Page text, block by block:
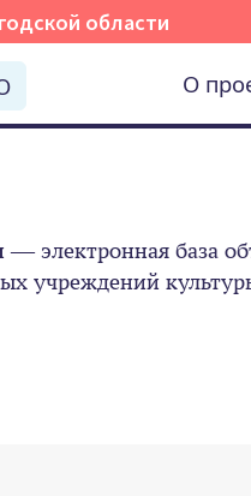
области
О
— электронная база
учреждений